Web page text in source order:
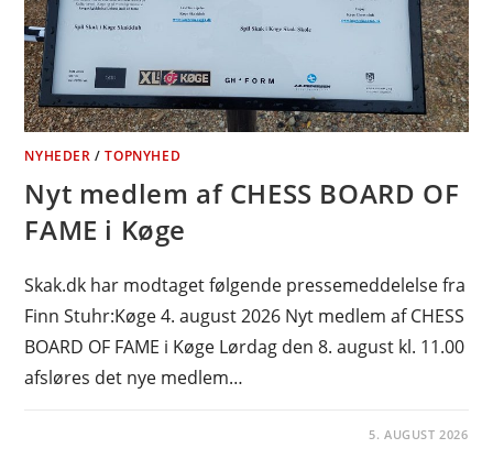
NYHEDER /TOPNYHED
Nyt medlem af CHESS BOARD OF
FAME i Køge
Skak.dk har modtaget følgende pressemeddelelse fra
Finn Stuhr:Køge 4. august 2026 Nyt medlem af CHESS
BOARD OF FAME i Køge Lørdag den 8. august kl. 11.00
afsløres det nye medlem…
5. AUGUST 2026